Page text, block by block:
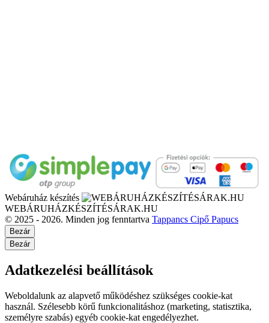
Webáruház készítés
WEBÁRUHÁZKÉSZÍTÉSÁRAK.HU
© 2025 - 2026. Minden jog fenntartva Tappancs Cipő Papucs
Bezár
Bezár
Adatkezelési beállítások
Weboldalunk az alapvető működéshez szükséges cookie-kat
használ. Szélesebb körű funkcionalitáshoz (marketing, statisztika,
személyre szabás) egyéb cookie-kat engedélyezhet.